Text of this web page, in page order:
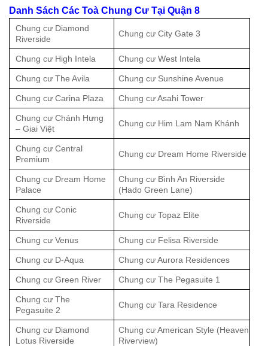
Danh Sách Các Toà Chung Cư Tại Quận 8
Chung cư Diamond
Riverside
Chung cư City Gate 3
Chung cư High Intela Chung cư West Intela
Chung cư The Avila Chung cư Sunshine Avenue
Chung cư Carina Plaza Chung cư Asahi Tower
Chung cư Chánh Hưng
– Giai Việt
Chung cư Him Lam Nam Khánh
Chung cư Central
Premium
Chung cư Dream Home Riverside
Chung cư Dream Home
Palace
Chung cư Bình An Riverside
(Hado Green Lane)
Chung cư Conic
Riverside
Chung cư Topaz Elite
Chung cư Venus Chung cư Felisa Riverside
Chung cư D-Aqua Chung cư Aurora Residences
Chung cư Green River Chung cư The Pegasuite 1
Chung cư The
Pegasuite 2
Chung cư Tara Residence
Chung cư Diamond
Lotus Riverside
Chung cư American Style (Heaven
Riverview)